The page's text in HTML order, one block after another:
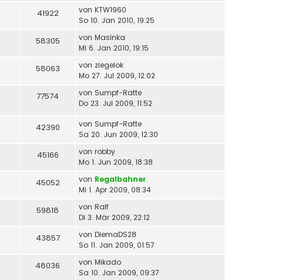
41922 von KTW1960
So 10. Jan 2010, 19:25
58305 von Masinka
Mi 6. Jan 2010, 19:15
58063 von ziegelok
Mo 27. Jul 2009, 12:02
77574 von Sumpf-Ratte
Do 23. Jul 2009, 11:52
42390 von Sumpf-Ratte
Sa 20. Jun 2009, 12:30
45166 von robby
Mo 1. Jun 2009, 18:38
45052 von Regalbahner
Mi 1. Apr 2009, 08:34
59818 von Ralf
Di 3. Mär 2009, 22:12
43857 von DiemaDS28
So 11. Jan 2009, 01:57
48036 von Mikado
Sa 10. Jan 2009, 09:37